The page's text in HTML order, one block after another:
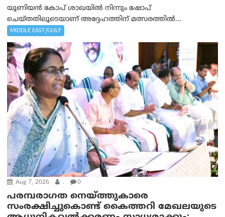
യൂണിയൻ കോപ് ശാഖയിൽ നിന്നും ഷോപ്
ചെയ്തതിലൂടെയാണ് അദ്ദേഹത്തിന് മത്സരത്തിൽ...
MIDDLE EAST/GULF
Aug 7, 2026 . 0
പരമ്പരാഗത നെയ്ത്തുകാരെ
സംരക്ഷിച്ചുകൊണ്ട് കൈത്തറി മേഖലയുടെ